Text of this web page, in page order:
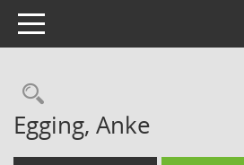
Toggle navigation
Rechercheauswahl
Egging, Anke